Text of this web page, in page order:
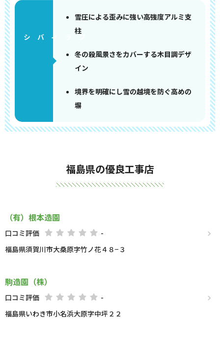
雪圧による歪みに強い高強度アルミ支
柱
冬の殺風景さをカバーする木目調デザ
イン
境界を明確にし雪の越境を防ぐ高めの
塀
福島県の優良工事店
（有）根本造園
口コミ評価
-
福島県須賀川市大桑原字竹ノ花４８−３
駒造園（株）
口コミ評価
-
福島県いわき市小名浜大原字中坪２２